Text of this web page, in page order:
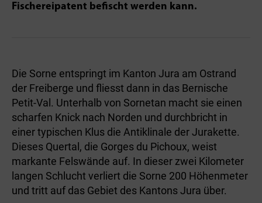
Fischereipatent befischt werden kann.
Die Sorne entspringt im Kanton Jura am Ostrand
der Freiberge und fliesst dann in das Bernische
Petit-Val. Unterhalb von Sornetan macht sie einen
scharfen Knick nach Norden und durchbricht in
einer typischen Klus die Antiklinale der Jurakette.
Dieses Quertal, die Gorges du Pichoux, weist
markante Felswände auf. In dieser zwei Kilometer
langen Schlucht verliert die Sorne 200 Höhenmeter
und tritt auf das Gebiet des Kantons Jura über.